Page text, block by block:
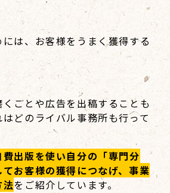
は、お客様をうまく獲得する
ことや広告を出稿することも
どのライバル事務所も行って
費出版を使い自分の「専門分
お客様の獲得につなげ、事業
法をご紹介しています。